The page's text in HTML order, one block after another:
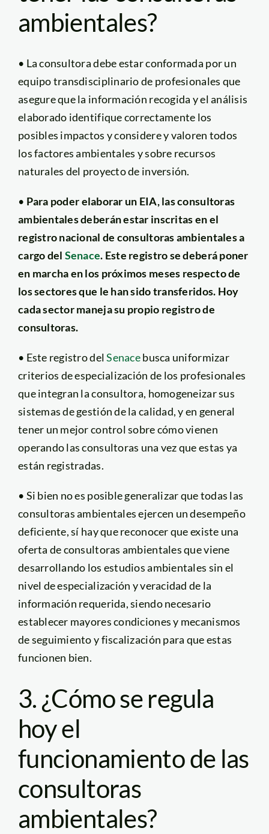
ambientales?
• La consultora debe estar conformada por un
equipo transdisciplinario de profesionales que
asegure que la información recogida y el análisis
elaborado identifique correctamente los
posibles impactos y considere y valoren todos
los factores ambientales y sobre recursos
naturales del proyecto de inversión.
• Para poder elaborar un EIA, las consultoras
ambientales deberán estar inscritas en el
registro nacional de consultoras ambientales a
cargo del Senace. Este registro se deberá poner
en marcha en los próximos meses respecto de
los sectores que le han sido transferidos. Hoy
cada sector maneja su propio registro de
consultoras.
• Este registro delSenacebusca uniformizar
criterios de especialización de los profesionales
que integran la consultora, homogeneizar sus
sistemas de gestión de la calidad, y en general
tener un mejor control sobre cómo vienen
operando las consultoras una vez que estas ya
están registradas.
• Si bien no es posible generalizar que todas las
consultoras ambientales ejercen un desempeño
deficiente, sí hay que reconocer que existe una
oferta de consultoras ambientales que viene
desarrollando los estudios ambientales sin el
nivel de especialización y veracidad de la
información requerida, siendo necesario
establecer mayores condiciones y mecanismos
de seguimiento y fiscalización para que estas
funcionen bien.
3. ¿Cómo se regula
hoy el
funcionamiento de las
consultoras
ambientales?